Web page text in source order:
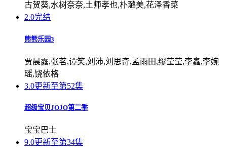
古贺葵,水树奈奈,土师孝也,朴璐美,花泽香菜
2.0完结
熊熊乐园3
贾晨露,张茗,谭笑,刘沛,刘思奇,孟雨田,缪莹莹,李鑫,李婉
瑶,饶依格
3.0更新至第52集
超级宝贝JOJO第二季
宝宝巴士
9.0更新至第34集